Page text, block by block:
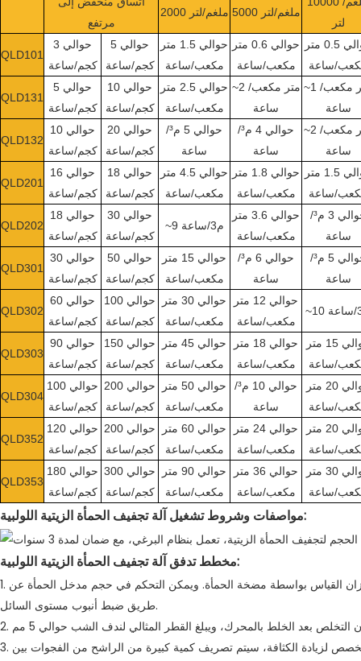
مرتفع
2000 ملغم/لتر 5000 ملغم/لتر
لتر
QLD101
حوالي 3
كجم/ساعة
حوالي 5
كجم/ساعة
حوالي 1.5 متر
مكعب/ساعة
حوالي 0.6 متر
مكعب/ساعة
حوالي 0.5 متر
ساعة
QLD131
حوالي 5
كجم/ساعة
حوالي 10
كجم/ساعة
حوالي 2.5 متر
مكعب/ساعة
~2 متر مكعب/
ساعة
~1 متر مكعب/
ساعة
QLD132
حوالي 10
كجم/ساعة
حوالي 20
كجم/ساعة
حوالي 5 م³/
ساعة
حوالي 4 م³/
ساعة
~2 متر مكعب/
ساعة
QLD201
حوالي 16
كجم/ساعة
حوالي 18
كجم/ساعة
حوالي 4.5 متر
مكعب/ساعة
حوالي 1.8 متر
مكعب/ساعة
حوالي 1.5 متر
ساعة
QLD202
حوالي 18
كجم/ساعة
حوالي 30
كجم/ساعة
~9 م3/ساعة
حوالي 3.6 متر
مكعب/ساعة
حوالي 3 م³/
ساعة
QLD301
حوالي 30
كجم/ساعة
حوالي 50
كجم/ساعة
حوالي 15 متر
مكعب/ساعة
حوالي 6 م³/
ساعة
حوالي 5 م³/
ساعة
QLD302
حوالي 60
كجم/ساعة
حوالي 100
كجم/ساعة
حوالي 30 متر
مكعب/ساعة
حوالي 12 متر
مكعب/ساعة
QLD303
حوالي 90
كجم/ساعة
حوالي 150
كجم/ساعة
حوالي 45 متر
مكعب/ساعة
حوالي 18 متر
مكعب/ساعة
حوالي 15 متر
ساعة
QLD304
حوالي 100
كجم/ساعة
حوالي 200
كجم/ساعة
حوالي 50 متر
مكعب/ساعة
حوالي 10 م³/
ساعة
حوالي 20 متر
ساعة
QLD352
حوالي 120
كجم/ساعة
حوالي 200
كجم/ساعة
حوالي 60 متر
مكعب/ساعة
حوالي 24 متر
مكعب/ساعة
حوالي 20 متر
ساعة
QLD353
حوالي 180
كجم/ساعة
حوالي 300
كجم/ساعة
حوالي 90 متر
مكعب/ساعة
حوالي 36 متر
مكعب/ساعة
حوالي 30 متر
ساعة
مواصفات وشروط تشغيل آلة تجفيف الحمأة الزيتية اللولبية:
مخطط تدفق آلة تجفيف الحمأة الزيتية اللولبية:
1. يتم نقل الحمأة الموجودة في حوض الحمأة إلى خزان القياس بواسطة مضخة الحمأة. ويمكن التحكم في حجم مدخل الحمأة عن
طريق ضبط أنبوب مستوى السائل.
3. بعد زيادة الكثافة بفعل الجاذبية في الجزء المخصص لزيادة الكثافة، سيتم تصريف كمية كبيرة من الراشح من الفجوات بين